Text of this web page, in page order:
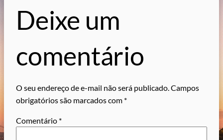
Deixe um
comentário
O seu endereço de e-mail não será publicado.Campos
obrigatórios são marcados com *
Comentário *